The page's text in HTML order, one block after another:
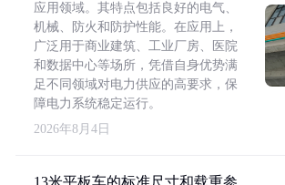
应用领域。其特点包括良好的电气、
机械、防火和防护性能。在应用上，
广泛用于商业建筑、工业厂房、医院
和数据中心等场所，凭借自身优势满
足不同领域对电力供应的高要求，保
障电力系统稳定运行。
2026年8月4日
13米平板车的标准尺寸和载重参